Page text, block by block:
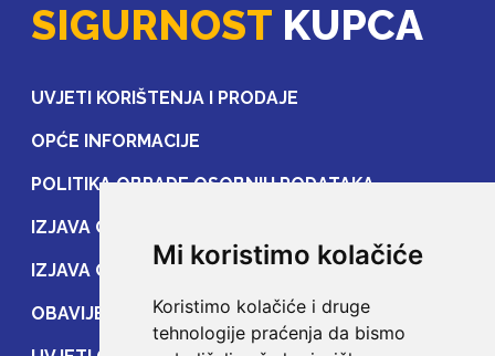
Mi koristimo kolačiće
Koristimo kolačiće i druge
tehnologije praćenja da bismo
SIGURNOST KUPCA
UVJETI KORIŠTENJA I PRODAJE
OPĆE INFORMACIJE
POLITIKA OBRADE OSOBNIH PODATAKA
IZJAVA O ZAŠTITI OSOBNIH PODATAKA
IZJAVA O ZAŠTITI PRIJENOSA PODATAKA
OBAVIJEST POTROŠAČIMA